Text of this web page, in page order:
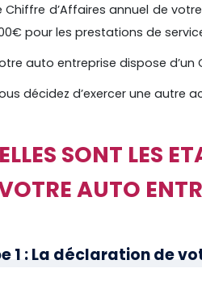
Chiffre d’Affaires annuel de
pour les prestations de
auto entreprise dispose d’un
décidez d’exercer une autre
SONT LES
AUTO
1 : La déclaration de